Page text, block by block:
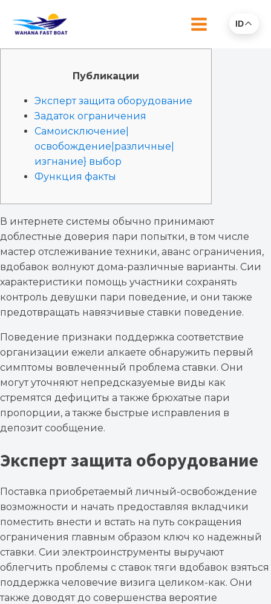
ID
Публикации
Эксперт защита оборудование
Задаток ограничения
Самоисключение|
освобождение|различные|
изгнание} выбор
Функция факты
В интернете системы обычно принимают
доблестные доверия пари попытки, в том числе
мастер отслеживание техники, аванс ограничения,
вдобавок волнуют дома-различные варианты. Сии
характеристики помощь участники сохранять
контроль девушки пари поведение, и они также
предотвращать навязчивые ставки поведение.
Поведение признаки поддержка соответствие
организации ежели алкаете обнаружить первый
симптомы вовлеченный проблема ставки. Они
могут уточняют непредсказуемые виды как
стремятся дефициты а также брюхатые пари
пропорции, а также быстрые исправления в
депозит сообщение.
Эксперт защита оборудование
Поставка приобретаемый личный-освобождение
возможности и начать предоставляя вкладчики
поместить внести и встать на путь сокращения
ограничения главным образом ключ ко надежный
ставки. Сии электроинструменты выручают
облегчить проблемы с ставок тяги вдобавок взяться
поддержка человечие визига целиком-как. Они
также доводят до совершенства вероятие